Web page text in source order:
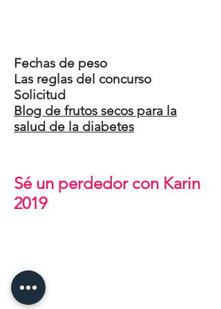
Fechas de peso
Las reglas del concurso
Solicitud
Blog de frutos secos para la
salud de la diabetes
Sé un perdedor con Karin
2019